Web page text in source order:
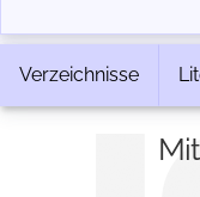
Verzeichnisse